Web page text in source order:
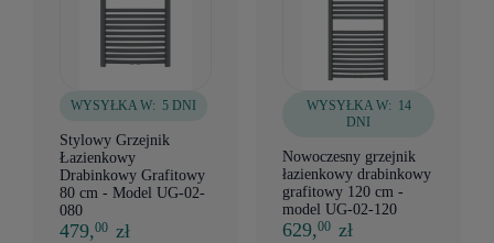
WYSYŁKA W: 5 DNI
Stylowy Grzejnik
Łazienkowy
Drabinkowy Grafitowy
80 cm - Model UG-02-
080
479,00 zł
WYSYŁKA W: 14
DNI
Nowoczesny grzejnik
łazienkowy drabinkowy
grafitowy 120 cm -
model UG-02-120
629,00 zł